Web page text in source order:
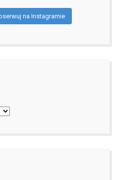
na Instagramie